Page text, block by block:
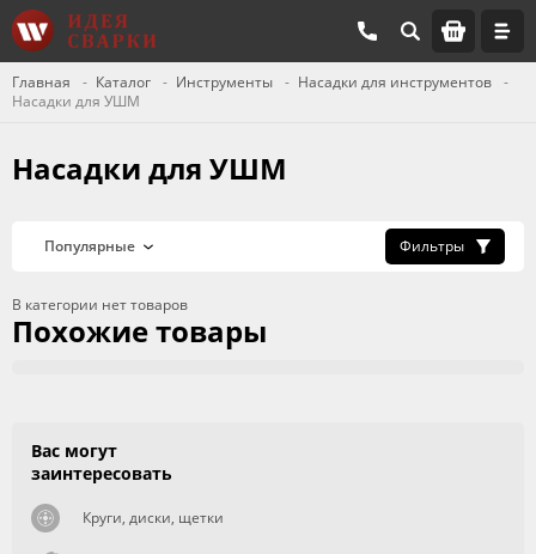
Главная Каталог Инструменты
Насадки для инструментов
Насадки для УШМ
Насадки для УШМ
Фильтры
В категории нет товаров
Похожие товары
Вас могут
заинтересовать
Круги, диски, щетки